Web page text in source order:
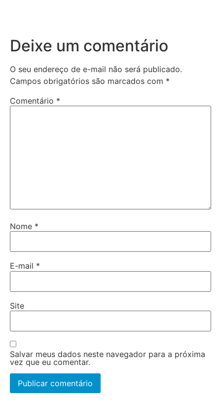
Deixe um comentário
O seu endereço de e-mail não será publicado.
Campos obrigatórios são marcados com *
Comentário *
Nome *
E-mail *
Site
Salvar meus dados neste navegador para a próxima
vez que eu comentar.